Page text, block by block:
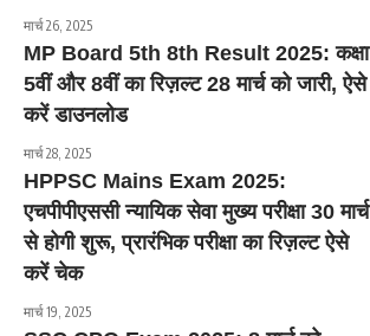
मार्च 26, 2025
MP Board 5th 8th Result 2025: कक्षा
5वीं और 8वीं का रिज़ल्ट 28 मार्च को जारी, ऐसे
करें डाउनलोड
मार्च 28, 2025
HPPSC Mains Exam 2025:
एचपीपीएससी न्यायिक सेवा मुख्य परीक्षा 30 मार्च
से होगी शुरू, प्रारंभिक परीक्षा का रिज़ल्ट ऐसे
करें चेक
मार्च 19, 2025